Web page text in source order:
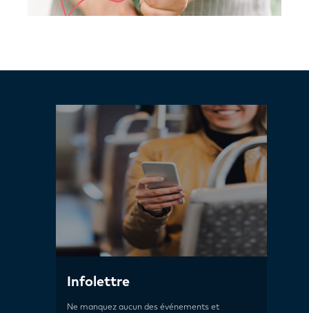
Infolettre
Ne manquez aucun des événements et